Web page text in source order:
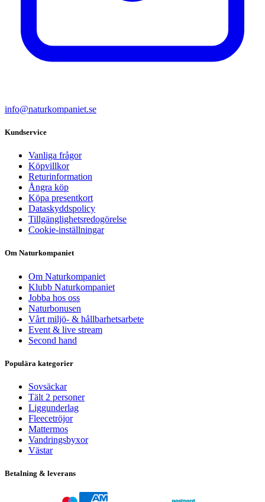
info@naturkompaniet.se
Kundservice
Vanliga frågor
Köpvillkor
Returinformation
Ångra köp
Köpa presentkort
Dataskyddspolicy
Tillgänglighetsredogörelse
Cookie-inställningar
Om Naturkompaniet
Om Naturkompaniet
Klubb Naturkompaniet
Jobba hos oss
Naturbonusen
Vårt miljö- & hållbarhetsarbete
Event & live stream
Second hand
Populära kategorier
Sovsäckar
Tält 2 personer
Liggunderlag
Fleecetröjor
Mattermos
Vandringsbyxor
Västar
Betalning & leverans